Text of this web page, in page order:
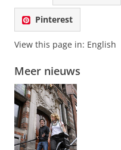
Pinterest
View this page in: English
Meer nieuws